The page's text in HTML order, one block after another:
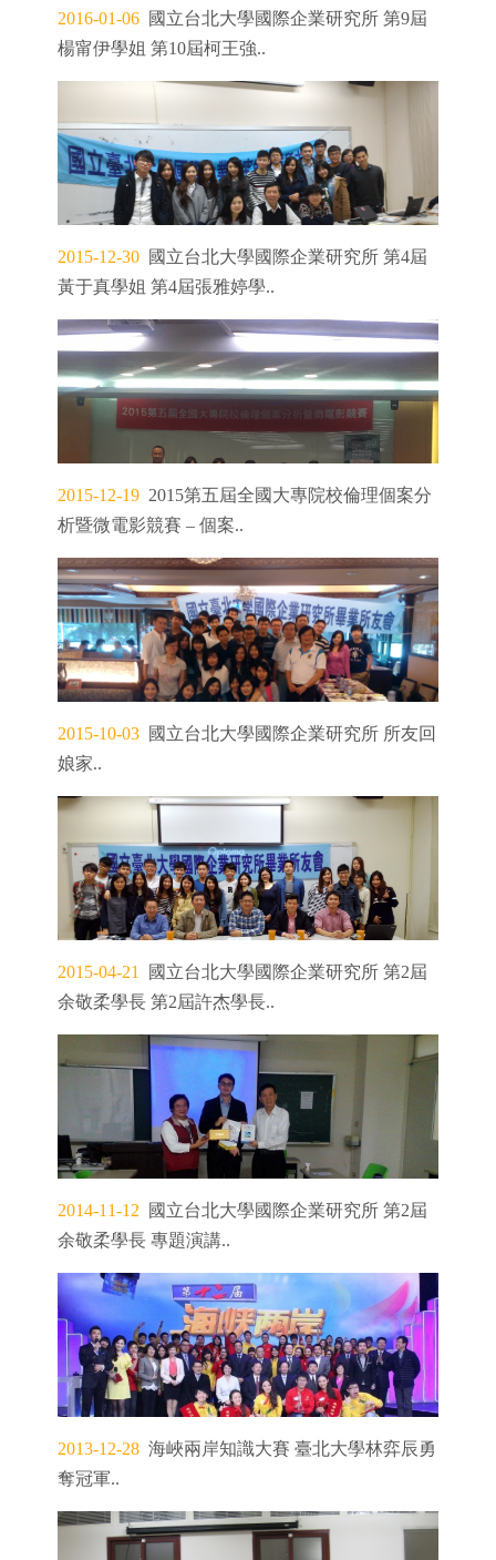
2016-01-06 國立台北大學國際企業研究所 第9屆
楊甯伊學姐 第10屆柯王強..
2015-12-30 國立台北大學國際企業研究所 第4屆
黃于真學姐 第4屆張雅婷學..
2015-12-19 2015第五屆全國大專院校倫理個案分
析暨微電影競賽 – 個案..
2015-10-03 國立台北大學國際企業研究所 所友回
娘家..
2015-04-21
國立台北大學國際企業研究所 第2屆
余敬柔學長 第2屆許杰學長..
2014-11-12 國立台北大學國際企業研究所 第2屆
余敬柔學長 專題演講..
2013-12-28 海峽兩岸知識大賽 臺北大學林弈辰勇
奪冠軍..